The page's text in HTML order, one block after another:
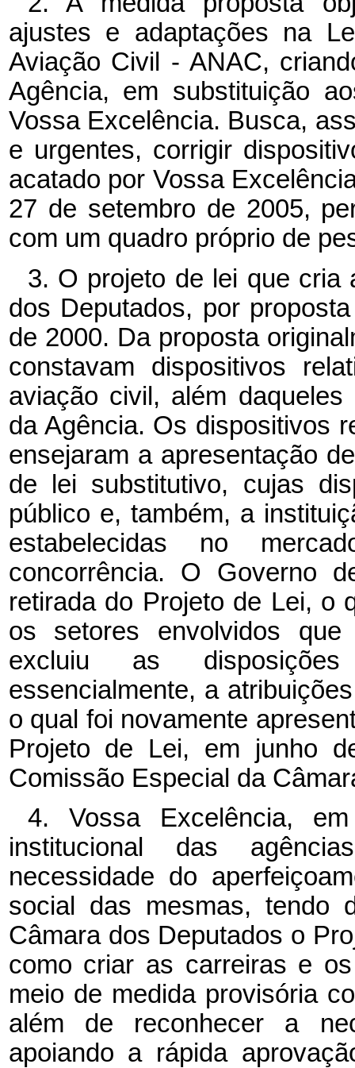
ajustes e adaptações na
Aviação Civil - ANAC,
Agência, em substituição
Vossa Excelência. Busca,
e urgentes, corrigir
acatado por Vossa
27 de setembro de 2005,
com um quadro próprio de
3. O projeto de lei que cria
dos Deputados, por
de 2000. Da proposta
constavam dispositivos
aviação civil, além
da Agência. Os dispositivos
ensejaram a apresentação
de lei substitutivo, cujas
público e, também, a
estabelecidas no
concorrência. O Governo
retirada do Projeto de Lei, o
os setores envolvidos
excluiu as
essencialmente, a
o qual foi novamente
Projeto de Lei, em junho
Comissão Especial da
4. Vossa Excelência,
institucional das
necessidade do
social das mesmas, tendo
Câmara dos Deputados o
como criar as carreiras e
meio de medida provisória
além de reconhecer a
apoiando a rápida